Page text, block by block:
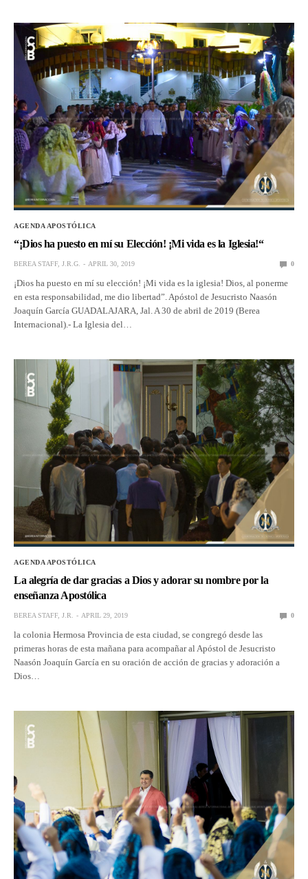
AGENDA APOSTÓLICA
“¡Dios ha puesto en mí su Elección! ¡Mi vida es la Iglesia!“
BEREA STAFF, J.R.G. APRIL 30, 2019 0
¡Dios ha puesto en mí su elección! ¡Mi vida es la iglesia! Dios, al ponerme
en esta responsabilidad, me dio libertad”. Apóstol de Jesucristo Naasón
Joaquín García GUADALAJARA, Jal. A 30 de abril de 2019 (Berea
Internacional).- La Iglesia del…
AGENDA APOSTÓLICA
La alegría de dar gracias a Dios y adorar su nombre por la
enseñanza Apostólica
BEREA STAFF, J.R. APRIL 29, 2019 0
la colonia Hermosa Provincia de esta ciudad, se congregó desde las
primeras horas de esta mañana para acompañar al Apóstol de Jesucristo
Naasón Joaquín García en su oración de acción de gracias y adoración a
Dios…